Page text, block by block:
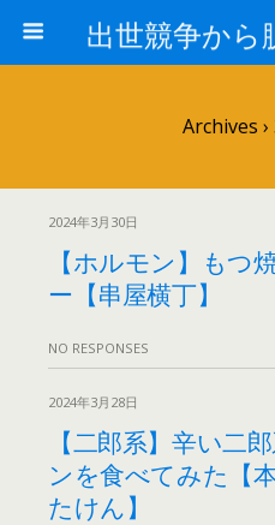
Archives
2024年3月30日
【ホルモン】もつ
ー【串屋横丁】
NO RESPONSES
2024年3月28日
【二郎系】辛い二
ンを食べてみた【
たけん】